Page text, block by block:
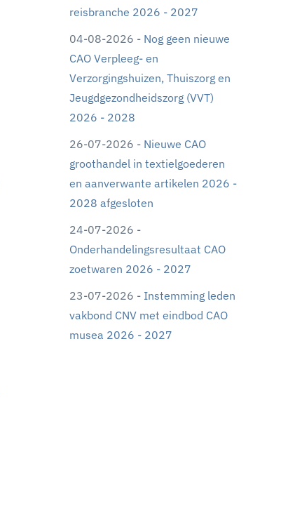
reisbranche 2026 - 2027
04-08-2026 - Nog geen nieuwe
CAO Verpleeg- en
Verzorgingshuizen, Thuiszorg en
Jeugdgezondheidszorg (VVT)
2026 - 2028
26-07-2026 - Nieuwe CAO
groothandel in textielgoederen
en aanverwante artikelen 2026 -
2028 afgesloten
24-07-2026 -
Onderhandelingsresultaat CAO
zoetwaren 2026 - 2027
23-07-2026 - Instemming leden
vakbond CNV met eindbod CAO
musea 2026 - 2027